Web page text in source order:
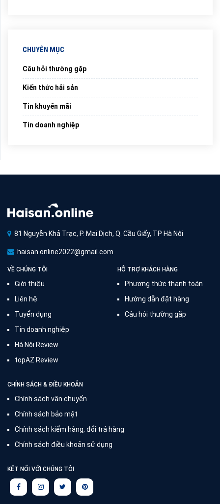
CHUYÊN MỤC
Câu hỏi thường gặp
Kiến thức hải sản
Tin khuyến mãi
Tin doanh nghiệp
81 Nguyễn Khả Trạc, P. Mai Dịch, Q. Cầu Giấy, TP Hà Nội
haisan.online2022@gmail.com
VỀ CHÚNG TÔI
Giới thiệu
Liên hệ
Tuyển dụng
Tin doanh nghiệp
Hà Nội Review
topAZ Review
HỖ TRỢ KHÁCH HÀNG
Phương thức thanh toán
Hướng dẫn đặt hàng
Câu hỏi thường gặp
CHÍNH SÁCH & ĐIỀU KHOẢN
Chính sách vận chuyển
Chính sách bảo mật
Chính sách kiểm hàng, đổi trả hàng
Chính sách điều khoản sử dụng
KẾT NỐI VỚI CHÚNG TÔI